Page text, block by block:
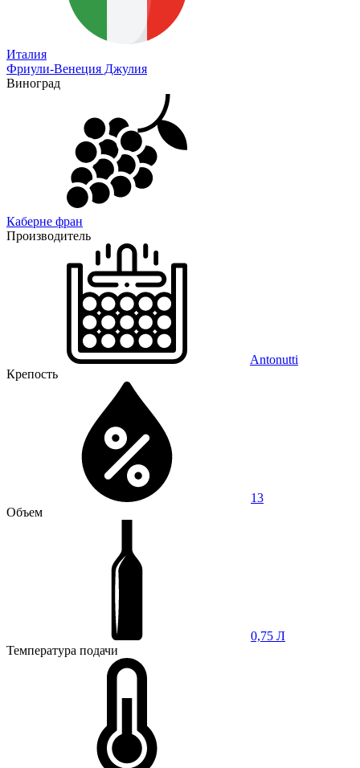
Италия
Фриули-Венеция Джулия
Виноград
Каберне фран
Производитель
Antonutti
Крепость
13
Объем
0,75 Л
Температура подачи